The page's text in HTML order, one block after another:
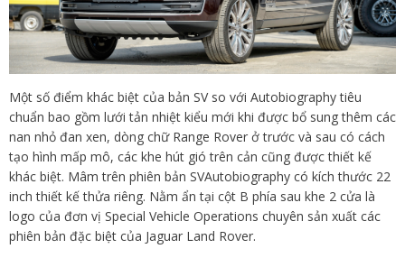
Một số điểm khác biệt của bản SV so với Autobiography tiêu
chuẩn bao gồm lưới tản nhiệt kiểu mới khi được bổ sung thêm các
nan nhỏ đan xen, dòng chữ Range Rover ở trước và sau có cách
tạo hình mấp mô, các khe hút gió trên cản cũng được thiết kế
khác biệt. Mâm trên phiên bản SVAutobiography có kích thước 22
inch thiết kế thửa riêng. Nằm ẩn tại cột B phía sau khe 2 cửa là
logo của đơn vị Special Vehicle Operations chuyên sản xuất các
phiên bản đặc biệt của Jaguar Land Rover.